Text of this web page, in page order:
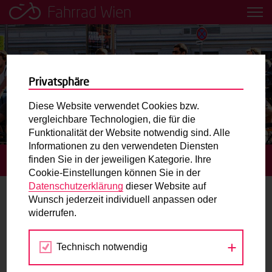
Fahrrad Wien
Leih dir einfach ein Transportfahrrad in deiner Nähe aus!
Mobilitätsbildung für Kinder und
Jugendliche
Radweg-Projektkarte
Routenplaner
Mit dem Fahrrad in Wien unterwegs? Hier finden Sie die
beste Route.
Wunschbox
Sie haben ein Anliegen zum Radverkehr? Schreiben Sie
STARTSEITE TERMINE SPIRAL BIKE: URBAN ECHO
30.
AUG
2024
Privatsphäre
Diese Website verwendet Cookies bzw.
vergleichbare Technologien, die für die
Funktionalität der Website notwendig sind. Alle
Informationen zu den verwendeten Diensten
finden Sie in der jeweiligen Kategorie. Ihre
Cookie-Einstellungen können Sie in der
Datenschutzerklärung dieser Website auf
Wunsch jederzeit individuell anpassen oder
widerrufen.
Technisch notwendig